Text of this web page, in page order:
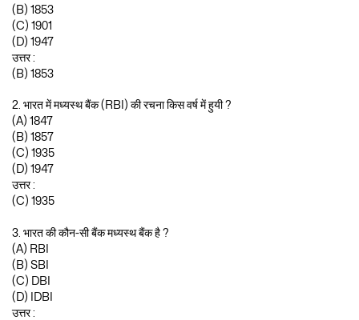
(B) 1853
(C) 1901
(D) 1947
उत्तर :
(B) 1853
2. भारत में मध्यस्थ बैंक (RBI) की रचना किस वर्ष में हुयी ?
(A) 1847
(B) 1857
(C) 1935
(D) 1947
उत्तर :
(C) 1935
3. भारत की कौन-सी बैंक मध्यस्थ बैंक है ?
(A) RBI
(B) SBI
(C) DBI
(D) IDBI
उत्तर :